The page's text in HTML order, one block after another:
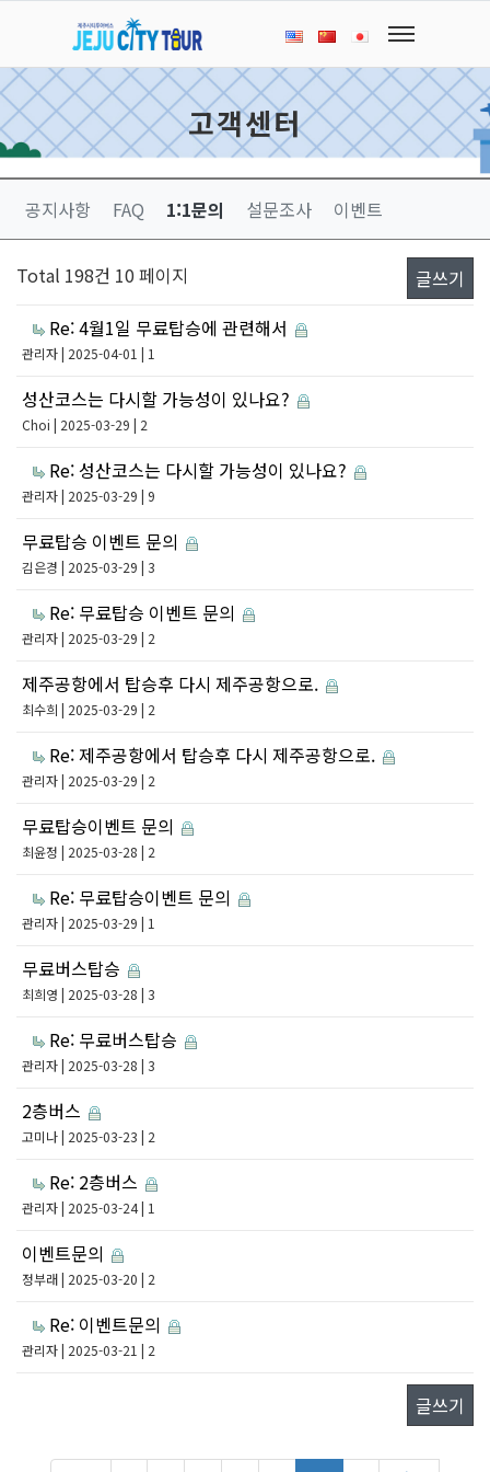
고객센터
공지사항 FAQ 1:1문의 설문조사 이벤트
Total 198건 10 페이지
글쓰기
Re: 4월1일 무료탑승에 관련해서
관리자| 2025-04-01 | 1
성산코스는 다시할 가능성이 있나요?
Choi | 2025-03-29 | 2
Re: 성산코스는 다시할 가능성이 있나요?
관리자| 2025-03-29 | 9
무료탑승 이벤트 문의
김은경 | 2025-03-29 | 3
Re: 무료탑승 이벤트 문의
관리자| 2025-03-29 | 2
제주공항에서 탑승후 다시 제주공항으로.
최수희 | 2025-03-29 | 2
Re: 제주공항에서 탑승후 다시 제주공항으로.
관리자| 2025-03-29 | 2
무료탑승이벤트 문의
최윤정 | 2025-03-28 | 2
Re: 무료탑승이벤트 문의
관리자| 2025-03-29 | 1
무료버스탑승
최희영 | 2025-03-28 | 3
Re: 무료버스탑승
관리자| 2025-03-28 | 3
2층버스
고미나| 2025-03-23 | 2
Re: 2층버스
관리자| 2025-03-24 | 1
이벤트문의
정부래| 2025-03-20 | 2
Re: 이벤트문의
관리자| 2025-03-21 | 2
글쓰기